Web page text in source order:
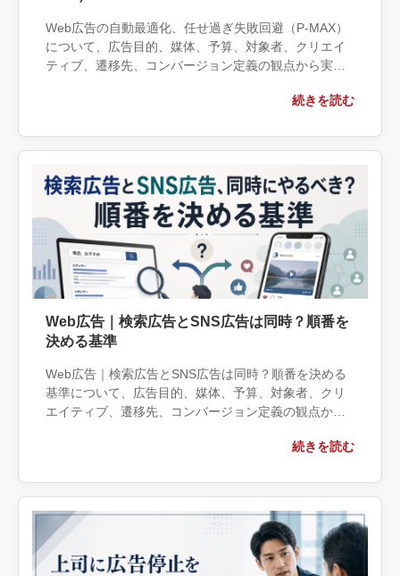
Web広告の自動最適化、任せ過ぎ失敗回避（P-MAX）
について、広告目的、媒体、予算、対象者、クリエイ
ティブ、遷移先、コンバージョン定義の観点から実務
外部へ相談する条件、相談前に用意する情報、依頼後
続きを読む
Web広告｜検索広告とSNS広告は同時？順番を
決める基準
Web広告｜検索広告とSNS広告は同時？順番を決める
基準について、広告目的、媒体、予算、対象者、クリ
エイティブ、遷移先、コンバージョン定義の観点から
囲と外部へ相談する条件、相談前に用意する情報、依
続きを読む